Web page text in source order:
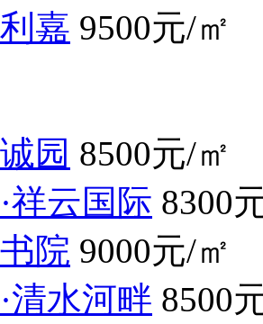
嘉 9500元/㎡
园 8500元/㎡
祥云国际 8300
院 9000元/㎡
清水河畔 8500